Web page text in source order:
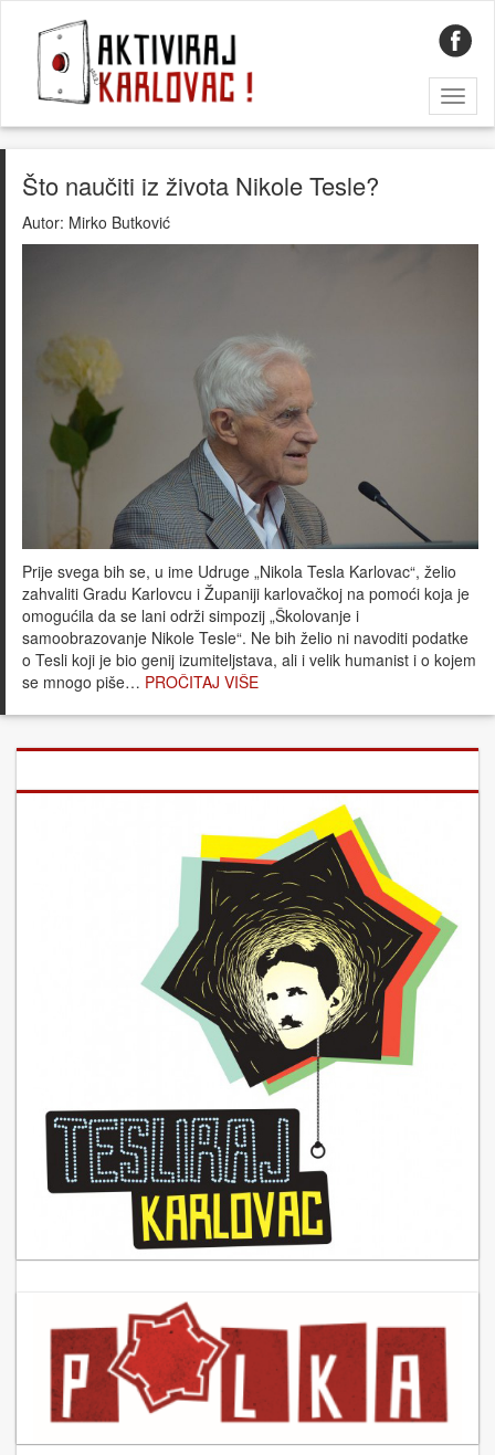
Što naučiti iz života Nikole Tesle?
Autor: Mirko Butković
Prije svega bih se, u ime Udruge „Nikola Tesla Karlovac“, želio
zahvaliti Gradu Karlovcu i Županiji karlovačkoj na pomoći koja je
omogućila da se lani održi simpozij „Školovanje i
samoobrazovanje Nikole Tesle“. Ne bih želio ni navoditi podatke
o Tesli koji je bio genij izumiteljstava, ali i velik humanist i o kojem
se mnogo piše… PROČITAJ VIŠE